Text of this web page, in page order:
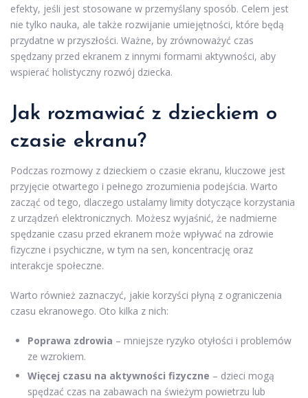
efekty, jeśli jest stosowane w przemyślany sposób. Celem jest
nie tylko nauka, ale także rozwijanie umiejętności, które będą
przydatne w przyszłości. Ważne, by zrównoważyć czas
spędzany przed ekranem z innymi formami aktywności, aby
wspierać holistyczny rozwój dziecka.
Jak rozmawiać z dzieckiem o
czasie ekranu?
Podczas rozmowy z dzieckiem o czasie ekranu, kluczowe jest
przyjęcie otwartego i pełnego zrozumienia podejścia. Warto
zacząć od tego, dlaczego ustalamy limity dotyczące korzystania
z urządzeń elektronicznych. Możesz wyjaśnić, że nadmierne
spędzanie czasu przed ekranem może wpływać na zdrowie
fizyczne i psychiczne, w tym na sen, koncentrację oraz
interakcje społeczne.
Warto również zaznaczyć, jakie korzyści płyną z ograniczenia
czasu ekranowego. Oto kilka z nich:
Poprawa zdrowia – mniejsze ryzyko otyłości i problemów
ze wzrokiem.
Więcej czasu na aktywności fizyczne – dzieci mogą
spędzać czas na zabawach na świeżym powietrzu lub